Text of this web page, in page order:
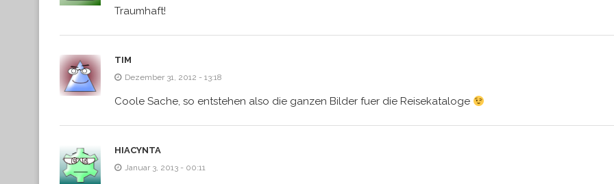
Traumhaft!
TIM
Dezember 31, 2012 - 13:18
Coole Sache, so entstehen also die ganzen Bilder fuer die Reisekataloge
HIACYNTA
Januar 3, 2013 - 00:11